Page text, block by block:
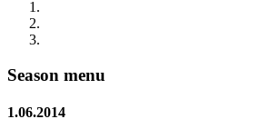
Season menu
1.06.2014